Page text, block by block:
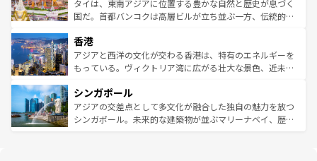
覧を参照してほしい。
ーチミン市のフランス統治時代の建物も、独特の雰囲気を
醸し出している。また、バラエティの豊かさとおいしさで
とつ。フォーやバインミー、ベトナムコーヒーなどは、ぜ
ひ現地で味わいたい。どの地域を訪れてもあたたかい人々
が旅行者を迎えてくれるので、きっと忘れられない旅にな
参照してほしい。
タイは、東南アジアに位置する豊かな自然と歴史が息づく
国だ。首都バンコクは高層ビルが立ち並ぶ一方、伝統的な
の活気が交差している。北部ではチェンマイなどの山岳地
帯で自然と触れ合い、南部ではプーケットやクラビの美し
いビーチでリゾート気分を楽しむことができる。タイ料理
激する。気候は一年中温暖で、どの季節にも異なる楽しみ
が待っている。親しみやすいタイの人々、仏教を中心とし
た文化、そして多様な観光資源が、訪れる旅人を魅了し続
香港
アジアと西洋の文化が交わる香港は、特有のエネルギーを
もっている。ヴィクトリア湾に広がる壮大な景色、近未来
み、どこを訪れても感動するはず。観光スポットが密集し
ており、効率よく見どころを回れるのも魅力。息をのむよ
うな絶景から文化的な体験まで、香港を存分に楽しみ尽く
シンガポール
アジアの交差点として多文化が融合した独自の魅力を放つ
シンガポール。未来的な建築物が並ぶマリーナベイ、歴史